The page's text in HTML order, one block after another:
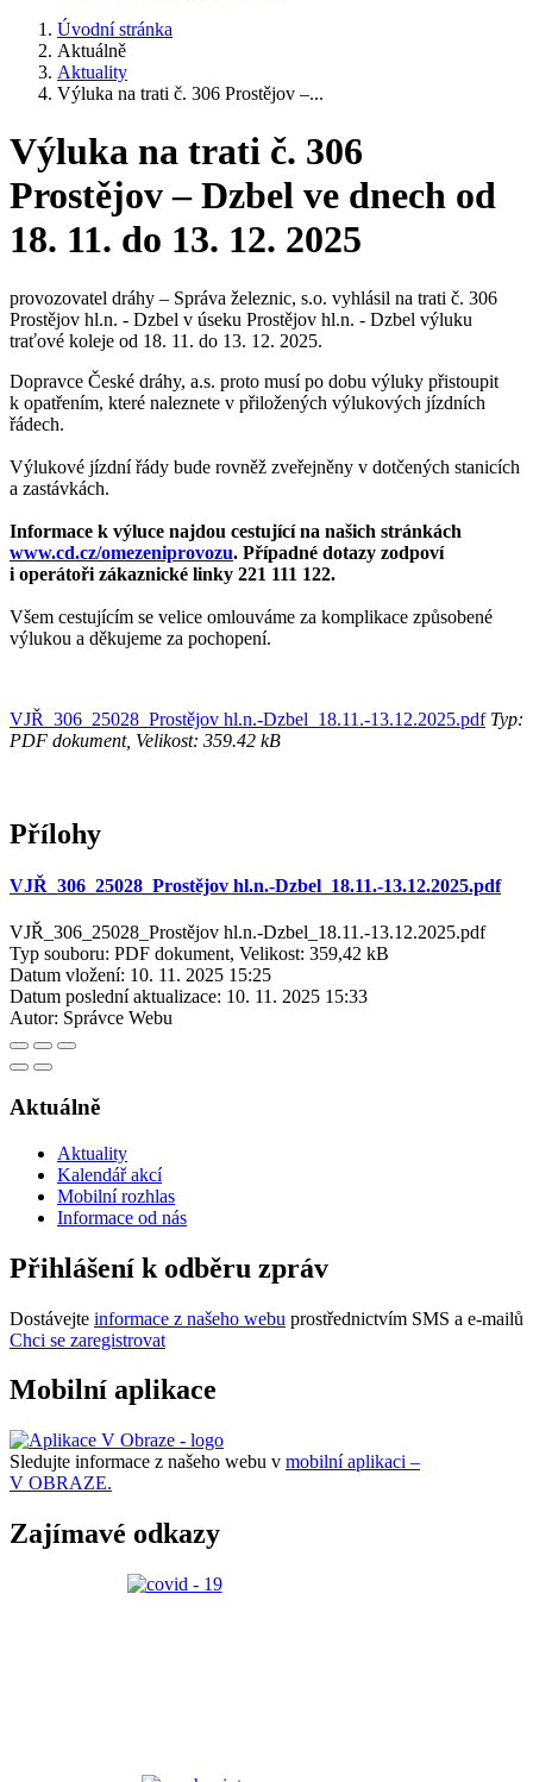
Úvodní stránka
Aktuálně
Aktuality
Výluka na trati č. 306 Prostějov –...
Výluka na trati č. 306
Prostějov – Dzbel ve dnech od
18. 11. do 13. 12. 2025
provozovatel dráhy – Správa železnic, s.o. vyhlásil na trati č. 306
Prostějov hl.n. - Dzbel v úseku Prostějov hl.n. - Dzbel výluku
traťové koleje od 18. 11. do 13. 12. 2025.
Dopravce České dráhy, a.s. proto musí po dobu výluky přistoupit
k opatřením, které naleznete v přiložených výlukových jízdních
řádech.
Výlukové jízdní řády bude rovněž zveřejněny v dotčených stanicích
a zastávkách.
Informace k výluce najdou cestující na našich stránkách
www.cd.cz/omezeniprovozu. Případné dotazy zodpoví
i operátoři zákaznické linky 221 111 122.
Všem cestujícím se velice omlouváme za komplikace způsobené
výlukou a děkujeme za pochopení.
VJŘ_306_25028_Prostějov hl.n.-Dzbel_18.11.-13.12.2025.pdfTyp:
PDF dokument, Velikost: 359.42 kB
Přílohy
VJŘ_306_25028_Prostějov hl.n.-Dzbel_18.11.-13.12.2025.pdf
VJŘ_306_25028_Prostějov hl.n.-Dzbel_18.11.-13.12.2025.pdf
Typ souboru: PDF dokument, Velikost: 359,42 kB
Datum vložení: 10. 11. 2025 15:25
Datum poslední aktualizace: 10. 11. 2025 15:33
Autor: Správce Webu
Aktuálně
Aktuality
Kalendář akcí
Mobilní rozhlas
Informace od nás
Přihlášení k odběru zpráv
Dostávejte informace z našeho webu prostřednictvím SMS a e-mailů
Chci se zaregistrovat
Mobilní aplikace
Sledujte informace z našeho webu v mobilní aplikaci –
V OBRAZE.
Zajímavé odkazy